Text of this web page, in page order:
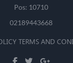
Pos: 10710
02189443668
TERMS AND